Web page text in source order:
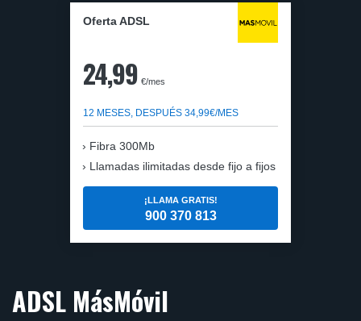
Oferta ADSL
24,99 €/mes
12 MESES, DESPUÉS 34,99€/MES
Fibra 300Mb
Llamadas ilimitadas desde fijo a fijos
¡LLAMA GRATIS!
900 370 813
ADSL MásMóvil